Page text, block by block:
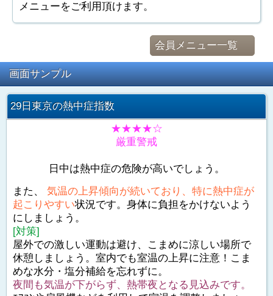
メニューをご利用頂けます。
会員メニュー一覧
画面サンプル
29日東京の熱中症指数
★★★★☆
厳重警戒
日中は熱中症の危険が高いでしょう。
また、 気温の上昇傾向が続いており、特に熱中症が
起こりやすい状況です。身体に負担をかけないよう
にしましょう。
[対策]
屋外での激しい運動は避け、こまめに涼しい場所で
休憩しましょう。室内でも室温の上昇に注意！こま
めな水分・塩分補給を忘れずに。
夜間も気温が下がらず、熱帯夜となる見込みです。